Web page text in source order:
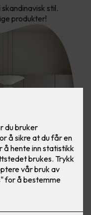
stil.
produkter!